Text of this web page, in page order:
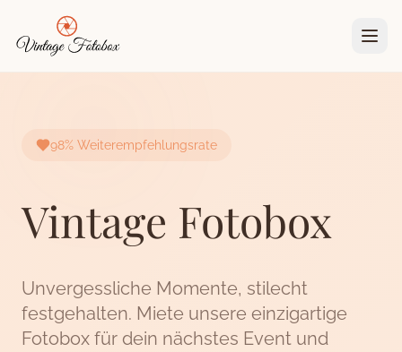
98% Weiterempfehlungsrate
Vintage Fotobox
Unvergessliche Momente, stilecht
festgehalten. Miete unsere einzigartige
Fotobox für dein nächstes Event und